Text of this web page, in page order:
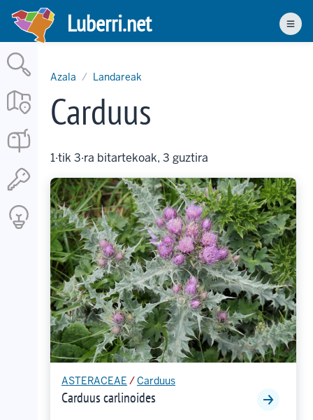
Skip
main
content
Luberri.net
Azala Landareak
Carduus
1·tik 3·ra bitartekoak, 3 guztira
ASTERACEAE /Carduus
Carduus carlinoides